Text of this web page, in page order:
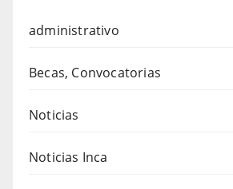
administrativo
Becas, Convocatorias
Noticias
Noticias Inca